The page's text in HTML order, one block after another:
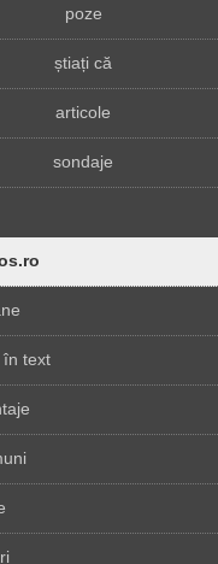
poze
știați că
articole
sondaje
în text